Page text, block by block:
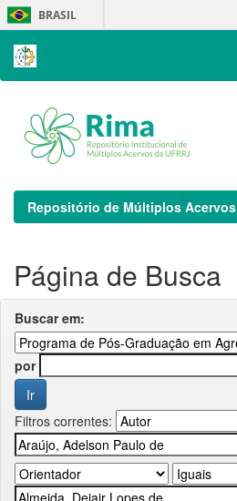
Skip
navigation
BRASIL
Repositório de Múltiplos Acervos
Página de Busca
Buscar em:
por
Filtros correntes: